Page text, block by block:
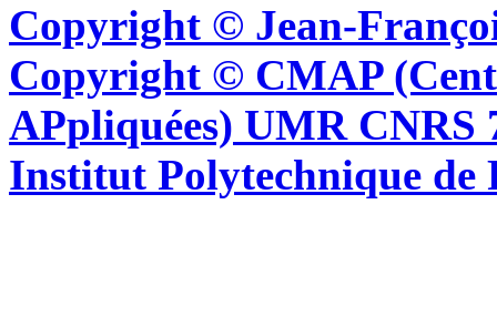
Copyright © Jean-
Copyright © CMAP
APpliquées) UMR CNRS
Institut Polytechnique de